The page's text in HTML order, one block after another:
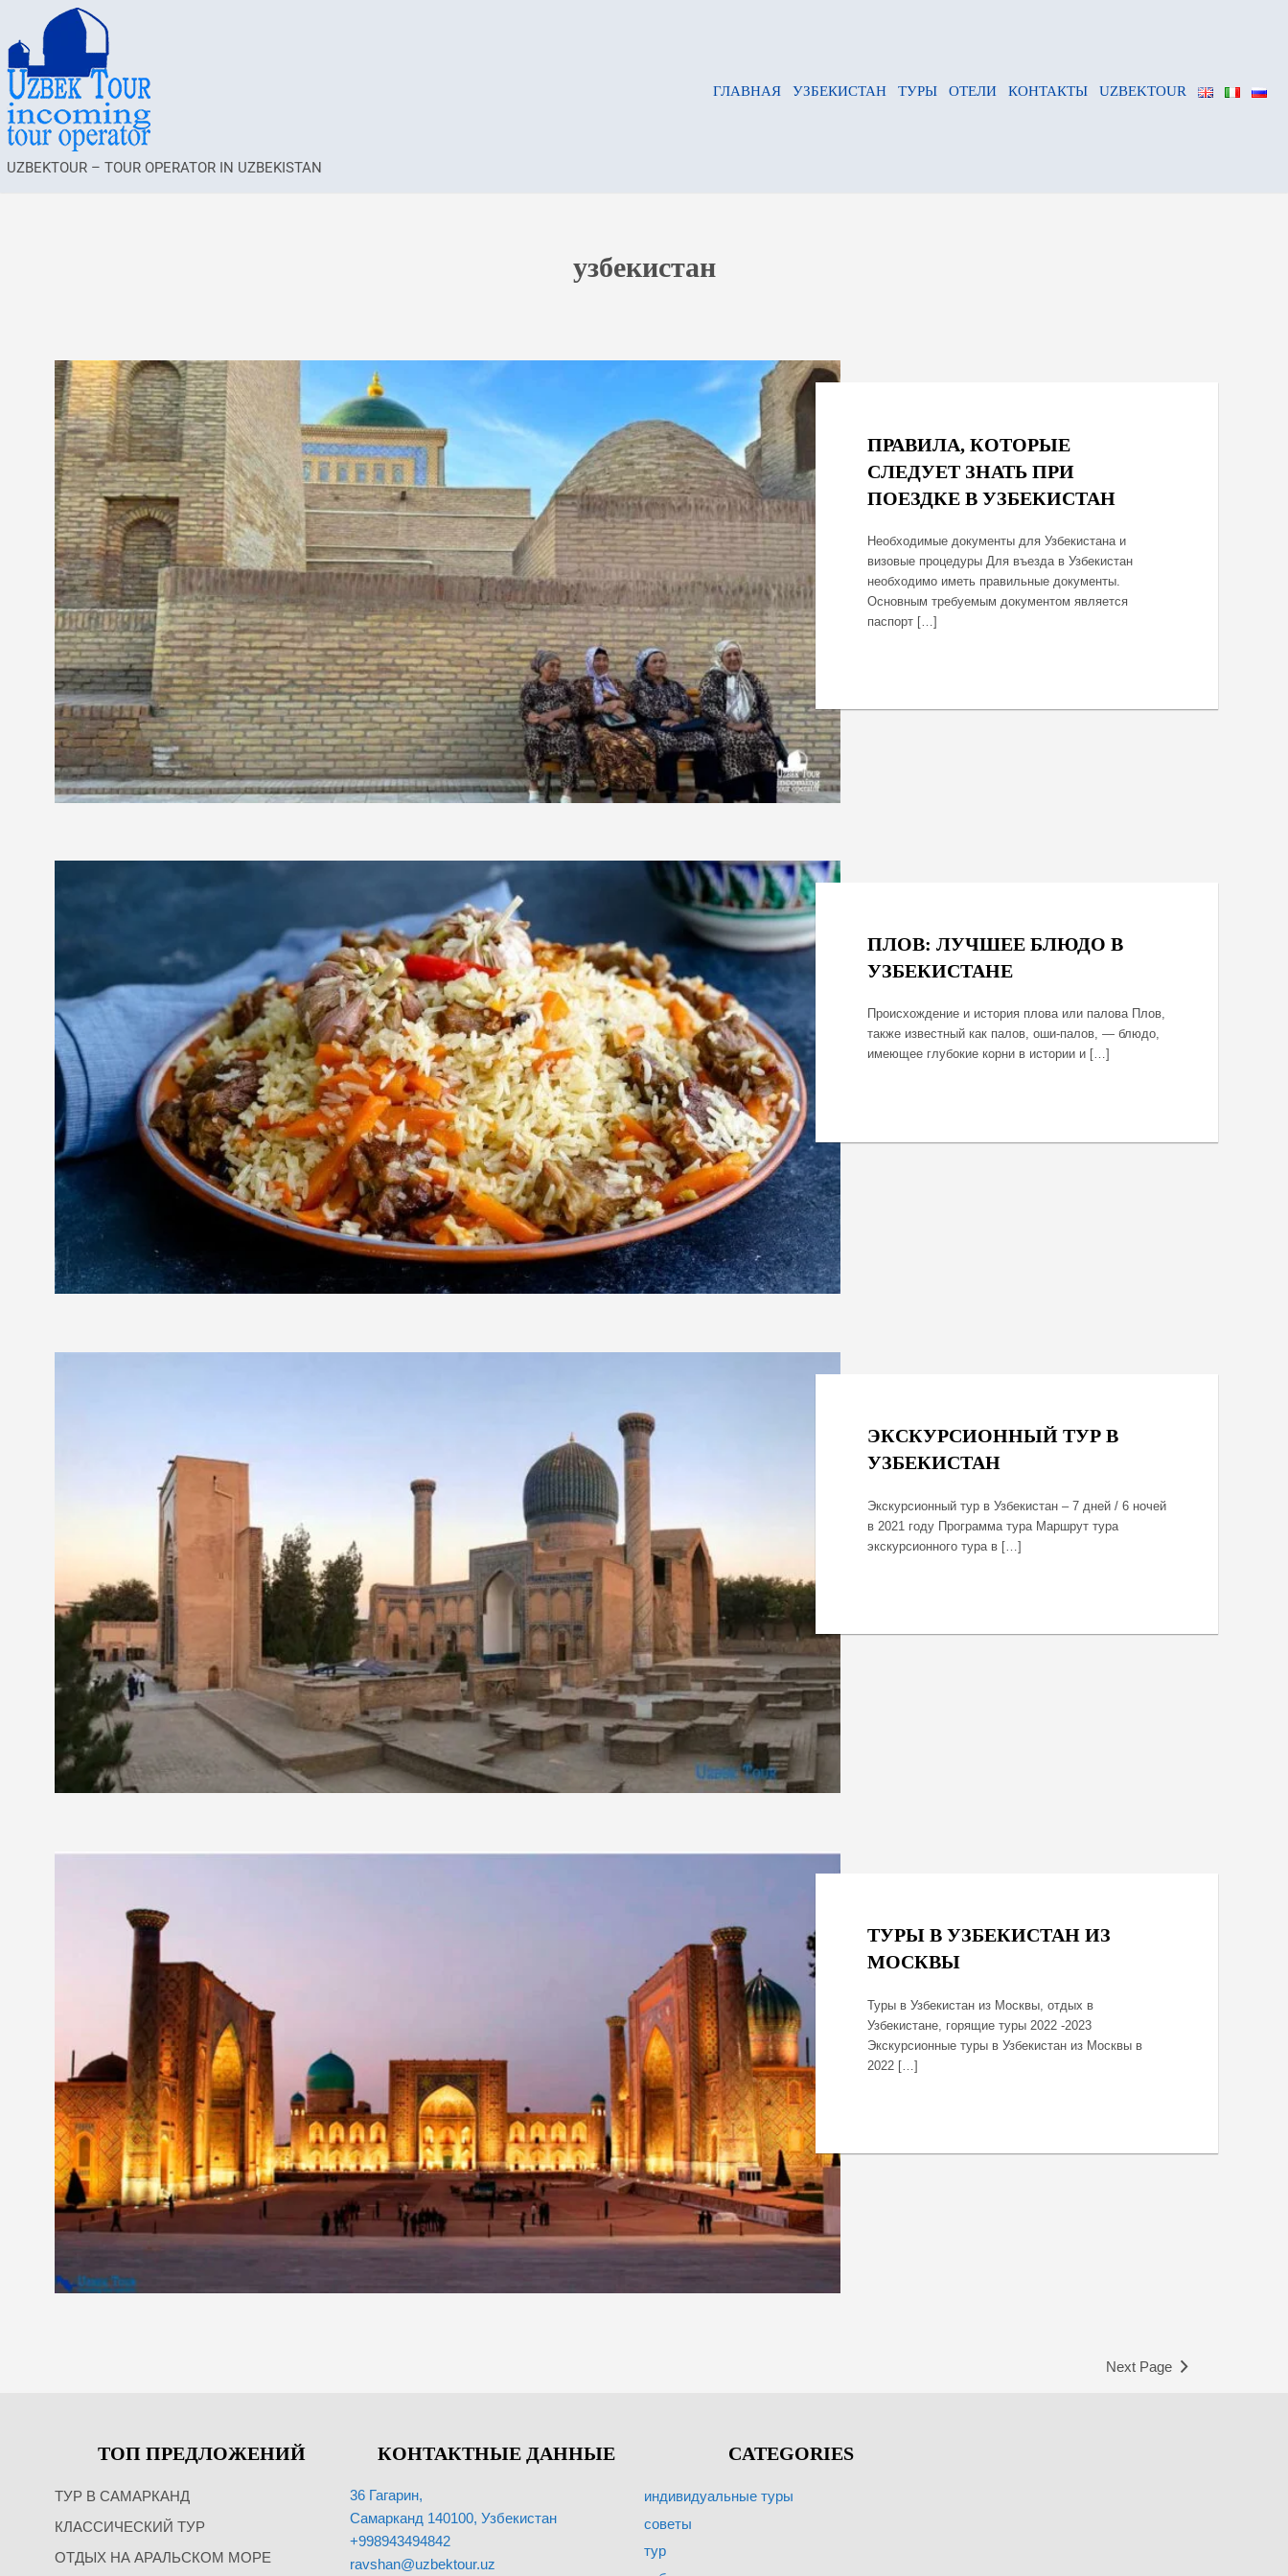
UZBEKTOUR – TOUR OPERATOR IN UZBEKISTAN
ГЛАВНАЯ УЗБЕКИСТАН ТУРЫ ОТЕЛИ КОНТАКТЫ UZBEKTOUR
узбекистан
ПРАВИЛА, КОТОРЫЕ
СЛЕДУЕТ ЗНАТЬ ПРИ
ПОЕЗДКЕ В УЗБЕКИСТАН
Необходимые документы для Узбекистана и
визовые процедуры Для въезда в Узбекистан
необходимо иметь правильные документы.
Основным требуемым документом является
паспорт […]
ПЛОВ: ЛУЧШЕЕ БЛЮДО В
УЗБЕКИСТАНЕ
Происхождение и история плова или палова Плов,
также известный как палов, оши-палов, — блюдо,
имеющее глубокие корни в истории и […]
ЭКСКУРСИОННЫЙ ТУР В
УЗБЕКИСТАН
Экскурсионный тур в Узбекистан – 7 дней / 6 ночей
в 2021 году Программа тура Маршрут тура
экскурсионного тура в […]
ТУРЫ В УЗБЕКИСТАН ИЗ
МОСКВЫ
Туры в Узбекистан из Москвы, отдых в
Узбекистане, горящие туры 2022 -2023
Экскурсионные туры в Узбекистан из Москвы в
2022 […]
Next Page
ТОП ПРЕДЛОЖЕНИЙ
ТУР В САМАРКАНД
КЛАССИЧЕСКИЙ ТУР
ОТДЫХ НА АРАЛЬСКОМ МОРЕ
КОНТАКТНЫЕ ДАННЫЕ
36 Гагарин,
Самарканд 140100, Узбекистан
+998943494842
ravshan@uzbektour.uz
CATEGORIES
индивидуальные туры
советы
тур